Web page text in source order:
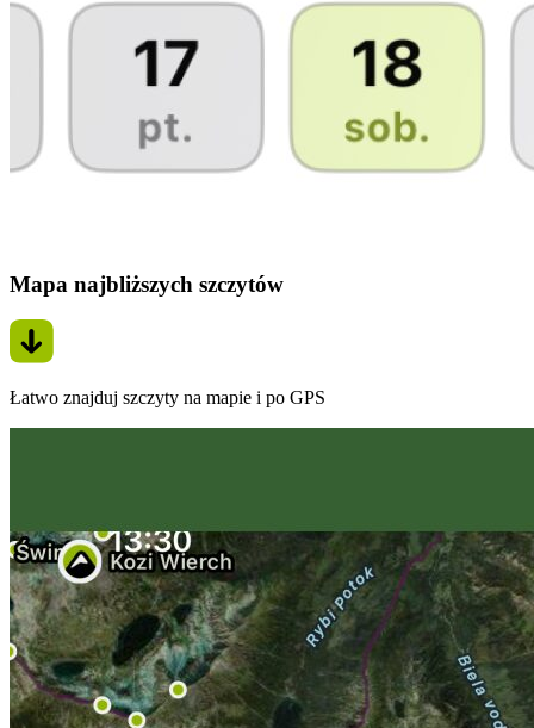
Mapa najbliższych szczytów
Łatwo znajduj szczyty na mapie i po GPS